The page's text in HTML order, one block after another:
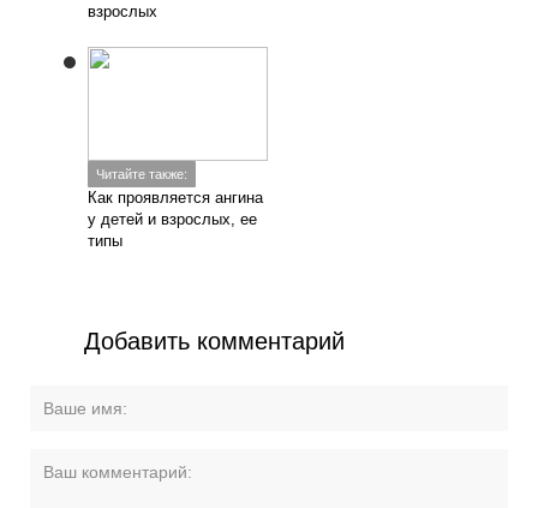
взрослых
Читайте также:
Как проявляется ангина
у детей и взрослых, ее
типы
Добавить комментарий